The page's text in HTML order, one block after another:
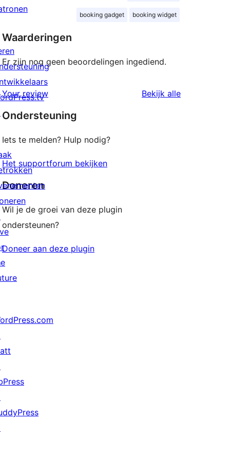
booking gadget booking widget
Waarderingen
Er zijn nog geen beoordelingen ingediend.
Your review Bekijk alle
Ondersteuning
Iets te melden? Hulp nodig?
Het supportforum bekijken
Doneren
Wil je de groei van deze plugin
ondersteunen?
Doneer aan deze plugin